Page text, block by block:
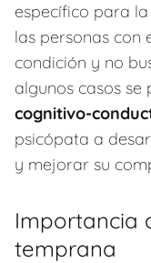
específico para
las personas con
condición y no
algunos casos se
cognitivo-
psicópata a
y mejorar su
Importancia
temprana